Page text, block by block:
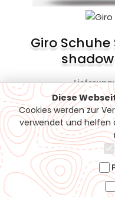
Giro
inkl. 19%
Diese
Cookies werden zur
verwendet und helfen